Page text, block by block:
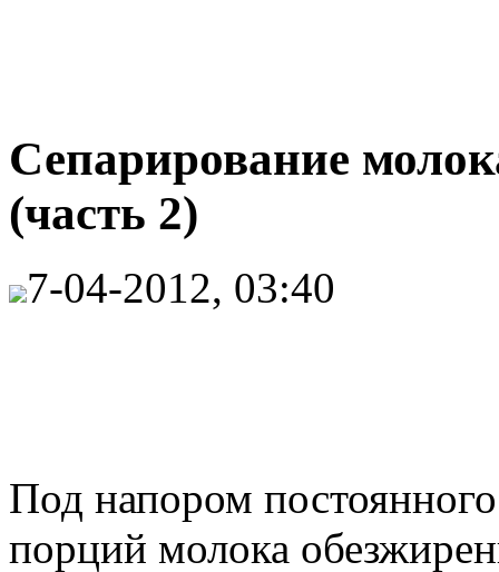
Сепарирование
(часть 2)
7-04-2012, 03:40
Под напором
порций молока